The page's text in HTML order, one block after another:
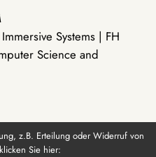
Systems | FH
Science and
z.B. Erteilung oder Widerruf von
Sie hier: